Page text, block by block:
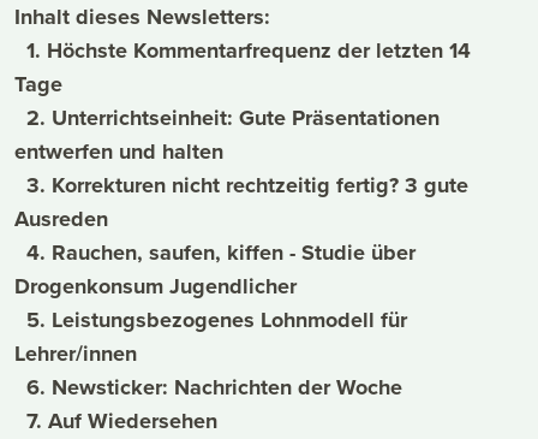
Inhalt dieses Newsletters:
1. Höchste Kommentarfrequenz der letzten 14
Tage
2. Unterrichtseinheit: Gute Präsentationen
entwerfen und halten
3. Korrekturen nicht rechtzeitig fertig? 3 gute
Ausreden
4. Rauchen, saufen, kiffen - Studie über
Drogenkonsum Jugendlicher
5. Leistungsbezogenes Lohnmodell für
Lehrer/innen
6. Newsticker: Nachrichten der Woche
7. Auf Wiedersehen